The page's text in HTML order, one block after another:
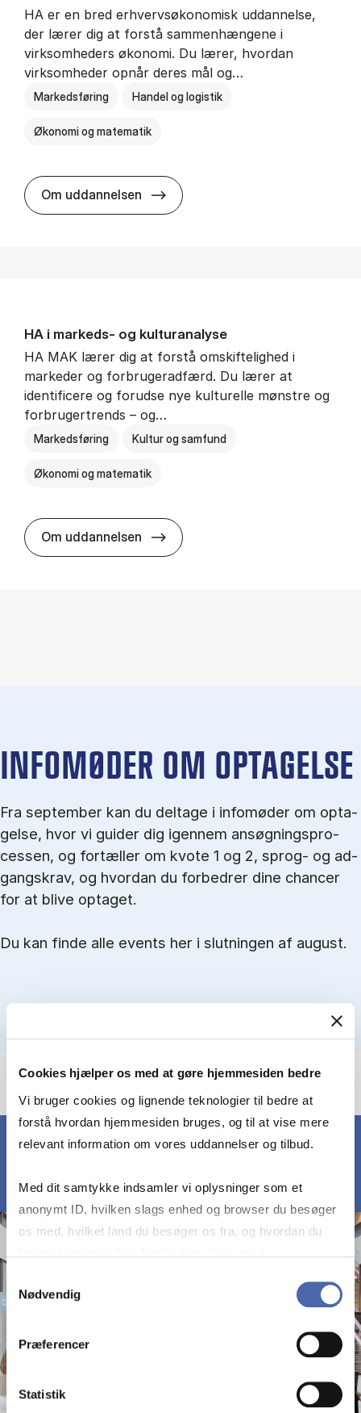
Cookies hjælper os med at gøre hjemmesiden bedre
Vi bruger cookies og lignende teknologier til bedre at
forstå hvordan hjemmesiden bruges, og til at vise mere
relevant information om vores uddannelser og tilbud.
Med dit samtykke indsamler vi oplysninger som et
anonymt ID, hvilken slags enhed og browser du besøger
os med, hvilket land du besøger os fra, og hvordan du
markedsføring. Du bestemmer selv - og kan altid trække
Nødvendig
Præferencer
Statistik
HA er en bred erhvervsøkonomisk uddannelse,
der lærer dig at forstå sammenhængene i
virksomheders økonomi. Du lærer, hvordan
virksomheder opnår deres mål og…
Markedsføring Handel og logistik
Økonomi og matematik
Om uddannelsen HA al­men erhvervs­økonomi
HA i mar­keds- og kul­tu­r­a­na­ly­se
HA MAK lærer dig at forstå omskiftelighed i
markeder og forbrugeradfærd. Du lærer at
identificere og forudse nye kulturelle mønstre og
forbrugertrends – og…
Markedsføring Kultur og samfund
Økonomi og matematik
Om uddannelsen HA i mar­keds- og kul­tu­r­a­na­ly­se
IN­FO­MØ­DER OM OP­TA­GEL­SE
Fra september kan du del­tage i in­fo­mø­der om op­ta­
gel­se, hvor vi gu­i­der dig igen­nem an­søg­nings­pro­
ces­sen, og for­tæl­ler om kvo­te 1 og 2, sprog- og ad­
gangs­krav, og hvordan du forbedrer dine chancer
for at blive optaget.
Du kan finde alle events her i slutningen af august.